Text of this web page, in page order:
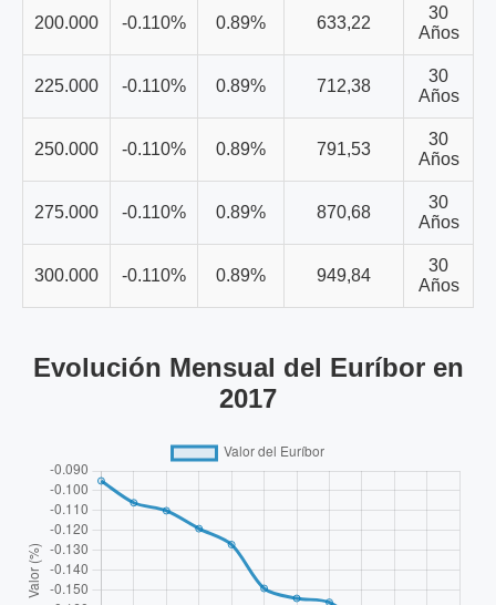
200.000 -0.110% 0.89% 633,22
30
Años
225.000 -0.110% 0.89% 712,38
30
Años
250.000 -0.110% 0.89% 791,53
30
Años
275.000 -0.110% 0.89% 870,68
30
Años
300.000 -0.110% 0.89% 949,84
30
Años
Evolución Mensual del Euríbor en
2017